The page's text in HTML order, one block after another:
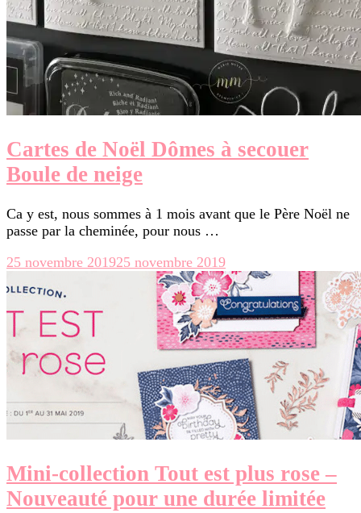
Cartes de Noël Dômes à secouer
Boule de neige
Ca y est, nous sommes à 1 mois avant que le Père Noël ne
passe par la cheminée, pour nous …
25 novembre 201925 novembre 2019
Mini-collection Tout est plus rose –
Nouveauté pour une durée limitée